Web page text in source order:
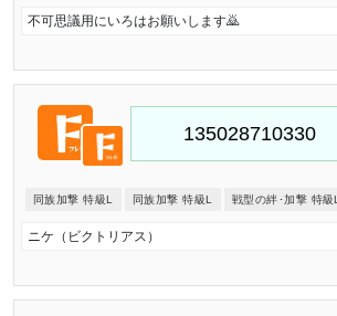
不可思議用にいろはお願いします🙇
同族加撃 特級L 同族加撃 特級L 戦型の絆･加撃 特級L
ニケ（ビクトリアス）